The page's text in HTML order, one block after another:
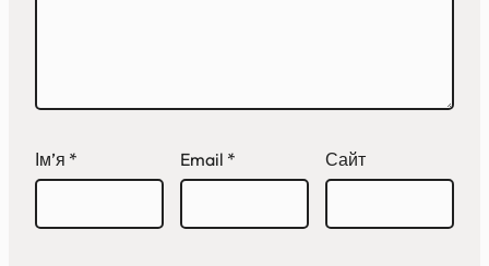
Ім’я * Email * Сайт